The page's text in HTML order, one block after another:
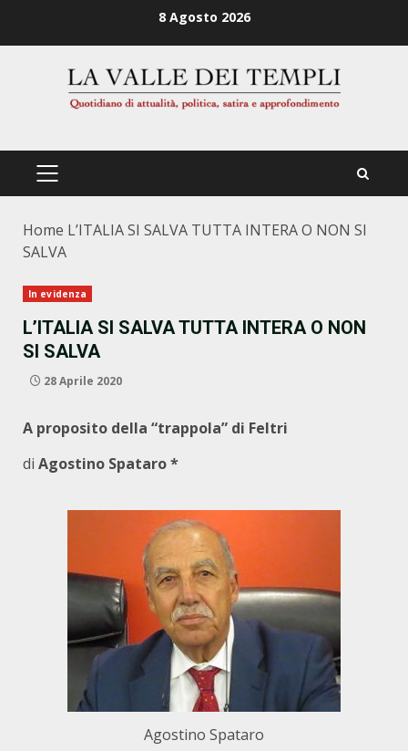
8 Agosto 2026
PRIMÄRES
Home L’ITALIA SI SALVA TUTTA INTERA O NON SI
SALVA
In evidenza
L’ITALIA SI SALVA TUTTA INTERA O NON
SI SALVA
28 Aprile 2020
A proposito della “trappola” di Feltri
di Agostino Spataro *
Agostino Spataro